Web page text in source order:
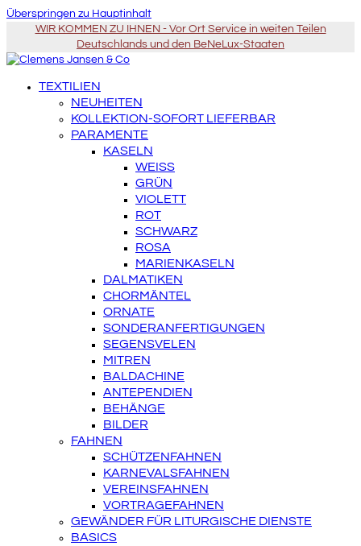
Überspringen zu Hauptinhalt
WIR KOMMEN ZU IHNEN - Vor Ort Service in weiten Teilen
Deutschlands und den BeNeLux-Staaten
TEXTILIEN
NEUHEITEN
KOLLEKTION-SOFORT LIEFERBAR
PARAMENTE
KASELN
WEISS
GRÜN
VIOLETT
ROT
SCHWARZ
ROSA
MARIENKASELN
DALMATIKEN
CHORMÄNTEL
ORNATE
SONDERANFERTIGUNGEN
SEGENSVELEN
MITREN
BALDACHINE
ANTEPENDIEN
BEHÄNGE
BILDER
FAHNEN
SCHÜTZENFAHNEN
KARNEVALSFAHNEN
VEREINSFAHNEN
VORTRAGEFAHNEN
GEWÄNDER FÜR LITURGISCHE DIENSTE
BASICS